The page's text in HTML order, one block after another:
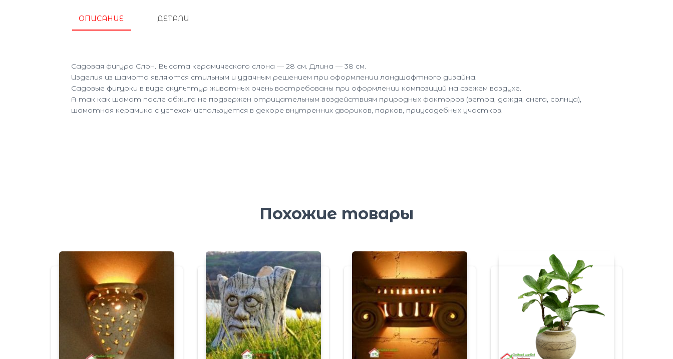
ОПИСАНИЕ ДЕТАЛИ
Садовая фигура Слон. Высота керамического слона — 28 см. Длина — 38 см.
Изделия из шамота являются стильным и удачным решением при оформлении ландшафтного дизайна.
Садовые фигурки в виде скульптур животных очень востребованы при оформлении композиций на свежем воздухе.
А так как шамот после обжига не подвержен отрицательным воздействиям природных факторов (ветра, дождя, снега, солнца),
шамотная керамика с успехом используется в декоре внутренних двориков, парков, приусадебных участков.
Похожие товары